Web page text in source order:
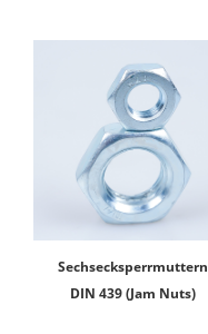
Sechsecksperrmuttern
DIN 439 (Jam Nuts)